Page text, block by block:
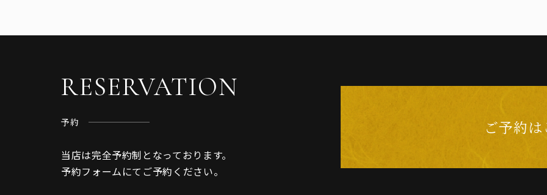
RESERVATION
予約
当店は完全予約制となっております。
予約フォームにてご予約ください。
ご予約